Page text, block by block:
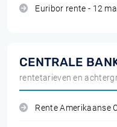
Euribor rente - 12
CENTRALE
rentetarieven en
Rente Amerikaanse